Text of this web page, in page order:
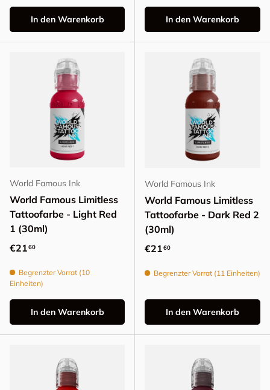
In den Warenkorb In den Warenkorb
World Famous Ink
World Famous Limitless
Tattoofarbe - Light Red
1 (30ml)
Normaler Preis
€2160
Begrenzter Vorrat (10
Einheiten)
In den Warenkorb
World Famous Ink
World Famous Limitless
Tattoofarbe - Dark Red 2
(30ml)
Normaler Preis
€2160
Begrenzter Vorrat (11 Einheiten)
In den Warenkorb